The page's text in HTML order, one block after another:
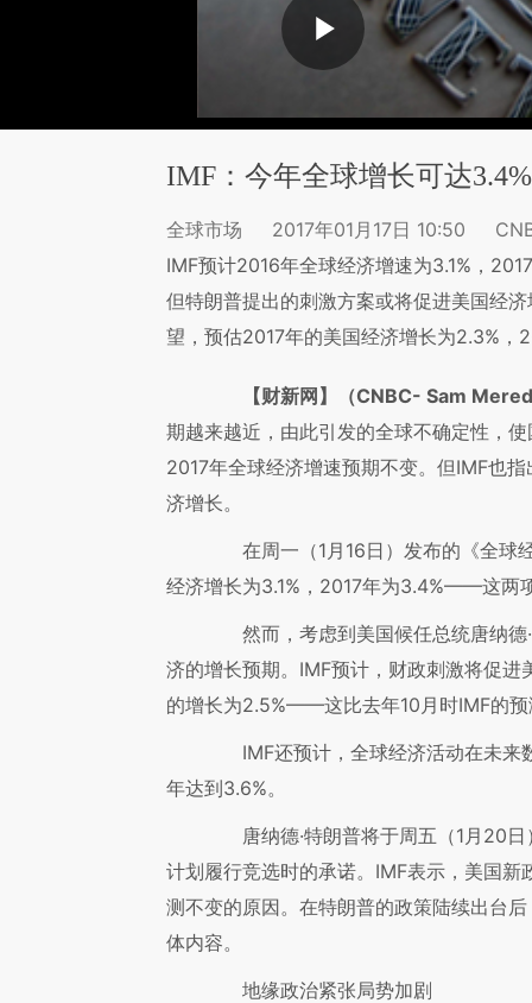
IMF：今年全球增长可达
全球市场 2017年01月17日 10:50
IMF预计2016年全球经济增速为3.1%，
但特朗普提出的刺激方案或将促进美国经
望，预估2017年的美国经济增长为2.3%，
【财新网】（CNBC- Sam
期越来越近，由此引发的全球不确定性，
2017年全球经济增速预期不变。但IMF也
济增长。
在周一（1月16日）发布的《全球
经济增长为3.1%，2017年为3.4%——这两
然而，考虑到美国候任总统唐纳德·
济的增长预期。IMF预计，财政刺激将促
的增长为2.5%——这比去年10月时IMF的
IMF还预计，全球经济活动在未来
年达到3.6%。
唐纳德·特朗普将于周五（1月20日
计划履行竞选时的承诺。IMF表示，美国
测不变的原因。在特朗普的政策陆续出台
体内容。
地缘政治紧张局势加剧